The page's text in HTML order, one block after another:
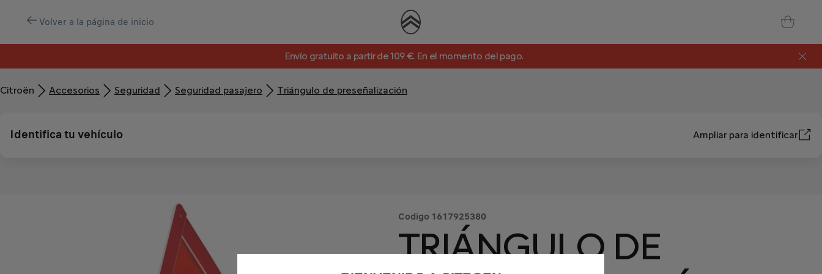
Volver a la página de inicio
Envío gratuito a partir de 109 €. En el momento del pago.
Citroën Accesorios Seguridad Seguridad pasajero Triángulo de preseñalización
Identifica tu vehículo Ampliar para identificar
Codigo 1617925380
TRIÁNGULO DE